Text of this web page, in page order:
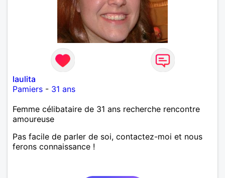
laulita
Pamiers - 31 ans
Femme célibataire de 31 ans recherche rencontre
amoureuse
Pas facile de parler de soi, contactez-moi et nous
ferons connaissance !